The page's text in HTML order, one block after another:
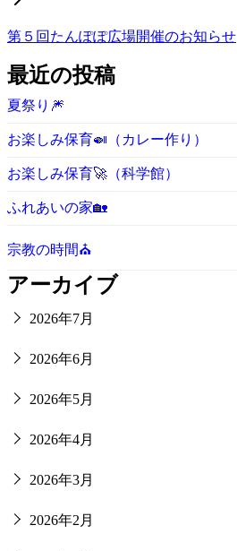
第５回たんぽぽ広場開催のお知らせ
最近の投稿
夏祭り🎆
お楽しみ保育🍛（カレー作り）
お楽しみ保育🚀（科学館）
ふれあいの家🏡
宗教の時間⛪
アーカイブ
2026年7月
2026年6月
2026年5月
2026年4月
2026年3月
2026年2月